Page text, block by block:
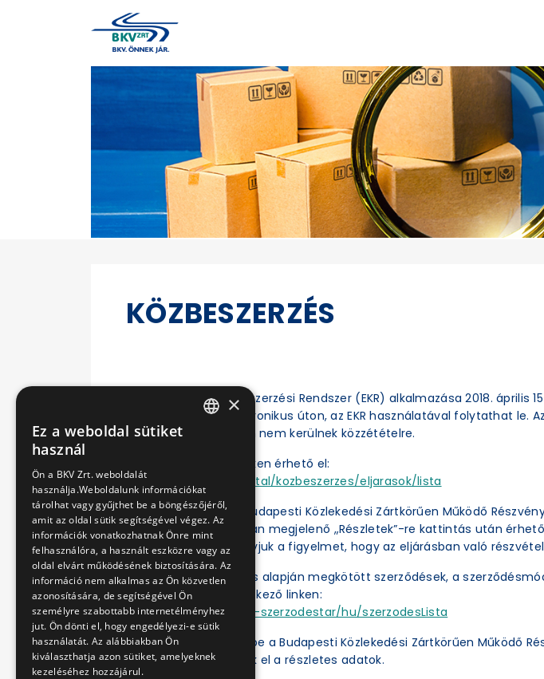
KÖZBESZERZÉS
Az Elektronikus Közbeszerzési Rendszer (EKR) alkalmazása 2018.
eljárásokat csak elektronikus úton, az EKR használatával folytathat le.
el, a BKV Zrt. honlapján nem kerülnek közzétételre.
Az EKR a következő linken érhető el:
https://ekr.gov.hu/portal/kozbeszerzes/eljarasok/lista
Az Ajánlatkérőnél a „Budapesti Közlekedési Zártkörűen Működő
„Műveletek” oszlopában megjelenő „Részletek”-re kattintás után
dokumentumok. Felhívjuk a figyelmet, hogy az eljárásban való
A közbeszerzési eljárás alapján megkötött szerződések, a
ben érhetők el a következő linken:
https://ekr.gov.hu/ekr-szerzodestar/hu/szerzodesLista
A „Kulcsszavak
” mezőbe a Budapesti Közlekedési Zártkörűen Működő
kattintás után érhetők el a részletes adatok.
×
Ez a weboldal sütiket
használ
Ön a BKV Zrt. weboldalát
használja.Weboldalunk információkat
tárolhat vagy gyűjthet be a böngészőjéről,
amit az oldal sütik segítségével végez. Az
információk vonatkozhatnak Önre mint
felhasználóra, a használt eszközre vagy az
oldal elvárt működésének biztosítására. Az
információ nem alkalmas az Ön közvetlen
azonosítására, de segítségével Ön
személyre szabottabb internetélményhez
jut. Ön dönti el, hogy engedélyezi-e sütik
használatát. Az alábbiakban Ön
kiválaszthatja azon sütiket, amelyeknek
kezeléséhez hozzájárul.